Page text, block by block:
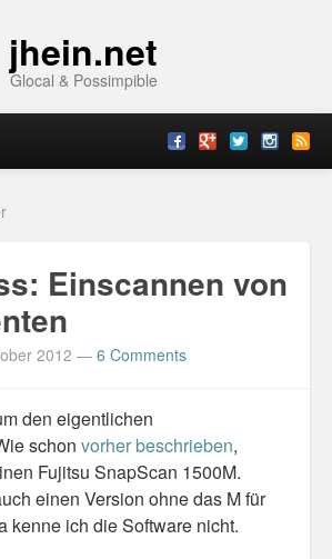
jhein.net
Glocal & Possimpible
Einscannen von
2012 — 6 Comments
den eigentlichen
schon vorher beschrieben,
Fujitsu SnapScan 1500M.
einen Version ohne das M für
kenne ich die Software nicht.